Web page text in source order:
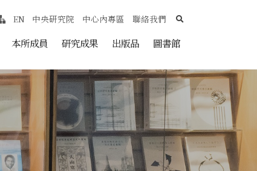
本所成員 研究成果 出版品 圖書館
網站導覽
EN 中央研究院 中心內專區 聯絡我們 search